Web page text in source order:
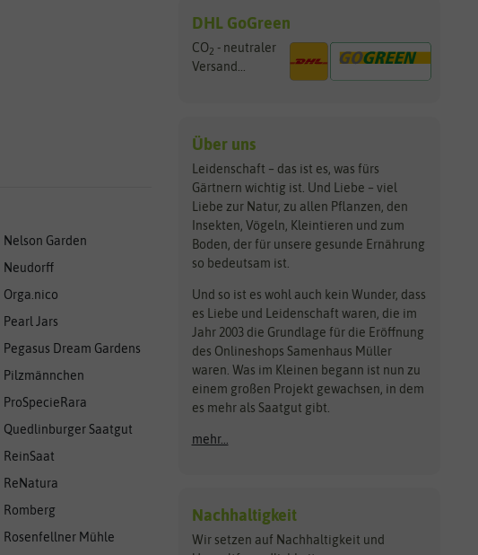
Nelson Garden
Neudorff
Orga.nico
Pearl Jars
Pegasus Dream Gardens
Pilzmännchen
ProSpecieRara
Quedlinburger Saatgut
ReinSaat
ReNatura
Romberg
Rosenfellner Mühle
DHL GoGreen
CO2 - neutraler
Versand...
Über uns
Leidenschaft – das ist es, was fürs
Gärtnern wichtig ist. Und Liebe – viel
Liebe zur Natur, zu allen Pflanzen, den
Insekten, Vögeln, Kleintieren und zum
Boden, der für unsere gesunde Ernährung
so bedeutsam ist.
Und so ist es wohl auch kein Wunder, dass
es Liebe und Leidenschaft waren, die im
Jahr 2003 die Grundlage für die Eröffnung
des Onlineshops Samenhaus Müller
waren. Was im Kleinen begann ist nun zu
einem großen Projekt gewachsen, in dem
es mehr als Saatgut gibt.
mehr...
Nachhaltigkeit
Wir setzen auf Nachhaltigkeit und